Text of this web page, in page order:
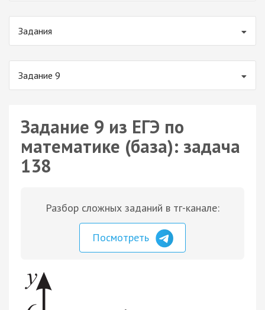
Задания
Задание 9
Задание 9 из ЕГЭ по
математике (база): задача
138
Разбор сложных заданий в тг-канале:
Посмотреть